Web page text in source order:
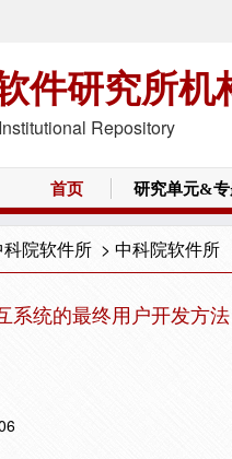
件研究所机
Institutional Repository
首页 研究单元&专
科院软件所 > 中科院软件所
系统的最终用户开发方法